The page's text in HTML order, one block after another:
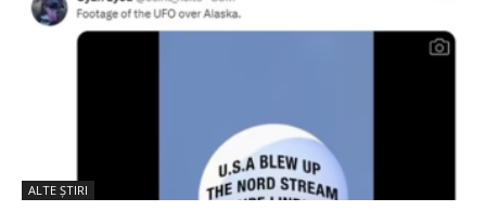
ALTE ŞTIRI